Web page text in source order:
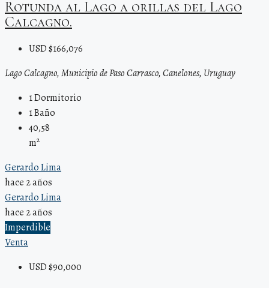
Rotunda al Lago a orillas del Lago
Calcagno.
USD $166,076
Lago Calcagno, Municipio de Paso Carrasco, Canelones, Uruguay
1Dormitorio
1Baño
40,58
m²
Gerardo Lima
hace 2 años
Gerardo Lima
hace 2 años
Imperdible
Venta
USD $90,000